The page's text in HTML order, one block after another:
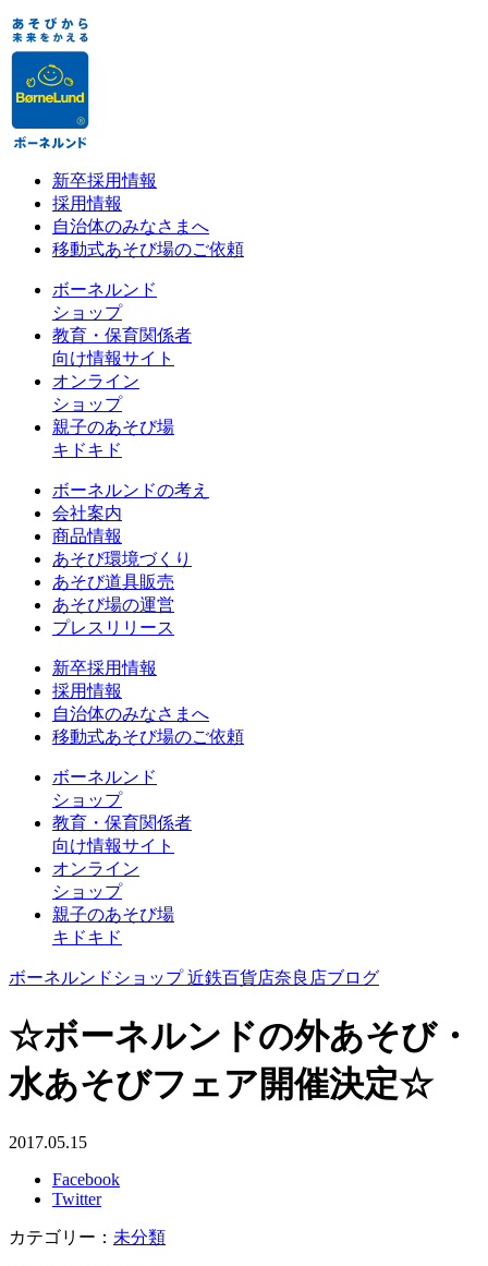
新卒採用情報
採用情報
自治体のみなさまへ
移動式あそび場のご依頼
ボーネルンド
ショップ
教育・保育関係者
向け情報サイト
オンライン
ショップ
親子のあそび場
キドキド
ボーネルンドの考え
会社案内
商品情報
あそび環境づくり
あそび道具販売
あそび場の運営
プレスリリース
新卒採用情報
採用情報
自治体のみなさまへ
移動式あそび場のご依頼
ボーネルンド
ショップ
教育・保育関係者
向け情報サイト
オンライン
ショップ
親子のあそび場
キドキド
ボーネルンドショップ 近鉄百貨店奈良店ブログ
☆ボーネルンドの外あそび・
水あそびフェア開催決定☆
2017.05.15
Facebook
Twitter
カテゴリー： 未分類